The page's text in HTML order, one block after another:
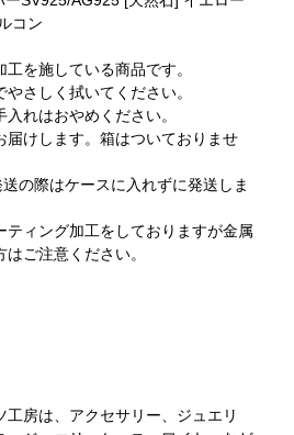
コン
を施している商品です。
さしく拭いてください。
れはおやめください。
届けします。箱はついておりませ
の際はケースに入れずに発送しま
ティング加工をしておりますが金属
ご注意ください。
房は、アクセサリー、ジュエリ